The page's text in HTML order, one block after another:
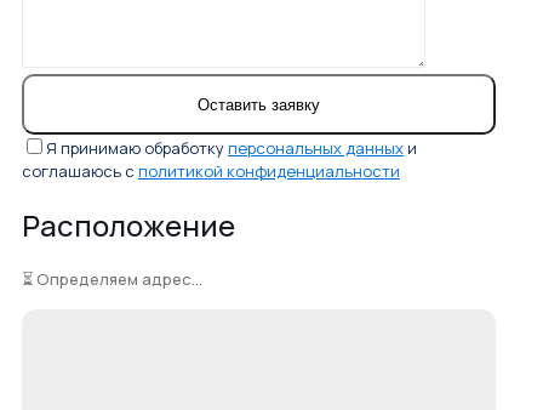
Я принимаю обработкуперсональных данных и
соглашаюсь с политикой конфиденциальности
Расположение
⏳ Определяем адрес...